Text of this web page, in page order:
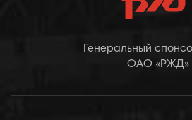
Генеральный
ОАО «РЖД»